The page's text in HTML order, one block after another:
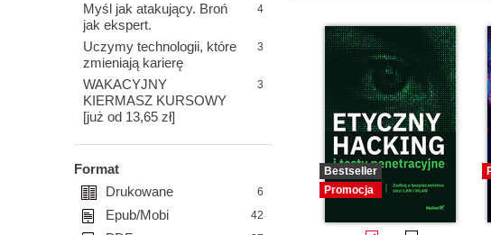
Myśl jak atakujący. Broń
jak ekspert.
4
Uczymy technologii, które
zmieniają karierę
3
WAKACYJNY
KIERMASZ KURSOWY
[już od 13,65 zł]
3
Format
Drukowane
6
Epub/Mobi 42
Bestseller
Promocja